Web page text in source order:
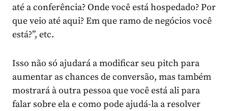
até a conferência? Onde você está hospedado? Por
que veio até aqui? Em que ramo de negócios você
está?”, etc.
Isso não só ajudará a modificar seu pitch para
aumentar as chances de conversão, mas também
mostrará à outra pessoa que você está ali para
falar sobre ela e como pode ajudá-la a resolver